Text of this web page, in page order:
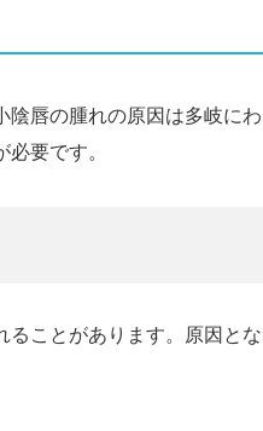
陰唇の腫れの原因は多岐にわ
要です。
ることがあります。原因とな